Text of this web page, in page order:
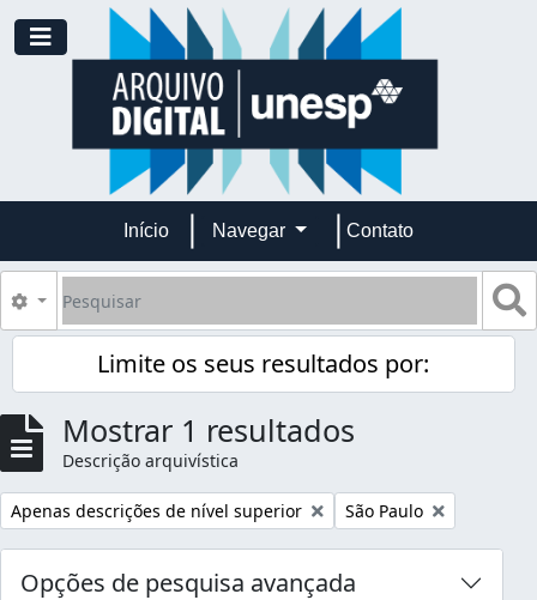
Skip to main content
Toggle navigation
Início Navegar Contato
Pesquisar
Opções de busca
Limite os seus resultados por:
Mostrar 1 resultados
Descrição arquivística
Remover filtro:
Apenas descrições de nível superior Remover filtro:
São Paulo
Opções de pesquisa avançada